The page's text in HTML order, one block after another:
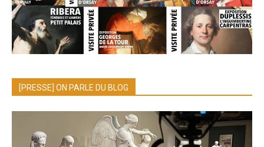
[PRESSE] ON PARLE DU BLOG